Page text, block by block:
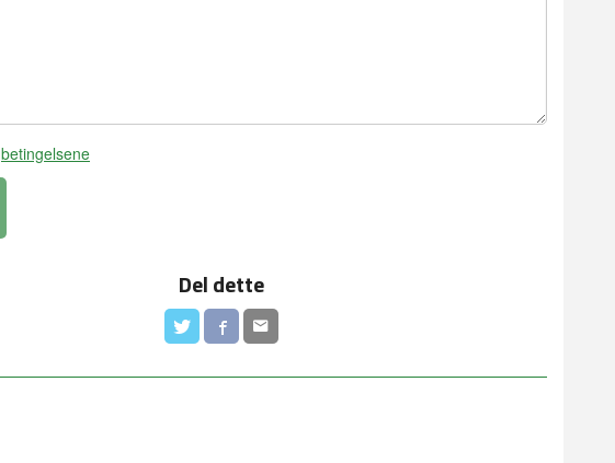
betingelsene
Del dette